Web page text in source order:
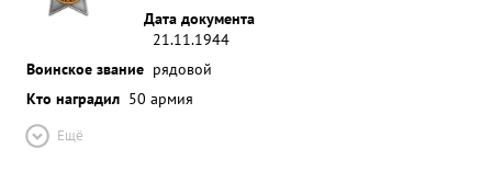
Дата документа
21.11.1944
Воинское звание рядовой
Кто наградил 50 армия
Ещё